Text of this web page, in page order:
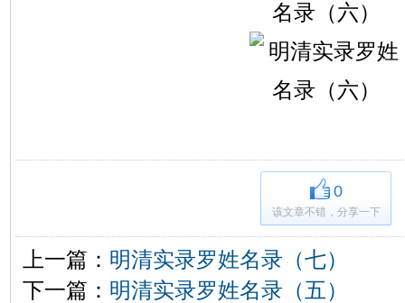
0
该文章不错，分享一下
上一篇： 明清实录罗姓名录（七）
下一篇： 明清实录罗姓名录（五）